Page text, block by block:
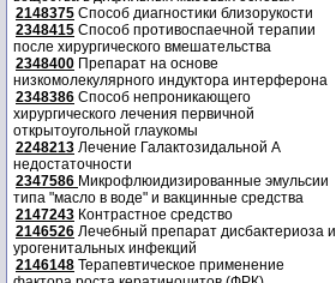
2148375 Способ диагностики близорукости
2348415 Способ противоспаечной терапии
после хирургического вмешательства
2348400 Препарат на основе
низкомолекулярного индуктора интерферона
2348386 Способ непроникающего
хирургического лечения первичной
открытоугольной глаукомы
2248213 Лечение Галактозидальной А
недостаточности
2347586 Микрофлюидизированные эмульсии
типа "масло в воде" и вакцинные средства
2147243 Контрастное средство
2146526 Лечебный препарат дисбактериоза и
урогенитальных инфекций
2146148 Терапевтическое применение